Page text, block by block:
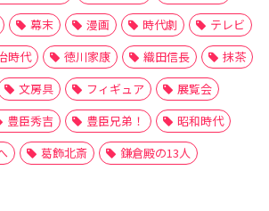
幕末 漫画 時代劇
テレビ
時代 徳川家康 織田信長
抹茶
文房具 フィギュア
展覧会
豊臣秀吉 豊臣兄弟！
昭和時代
葛飾北斎 鎌倉殿の13人